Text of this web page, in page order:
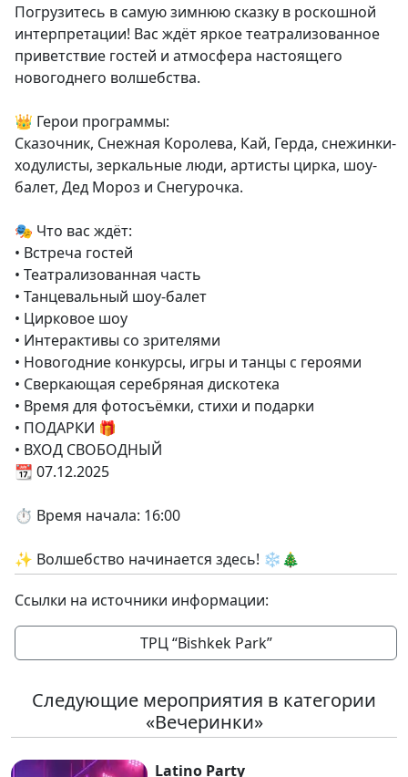
Погрузитесь в самую зимнюю сказку в роскошной
интерпретации! Вас ждёт яркое театрализованное
приветствие гостей и атмосфера настоящего
новогоднего волшебства.
👑 Герои программы:
Сказочник, Снежная Королева, Кай, Герда, снежинки-
ходулисты, зеркальные люди, артисты цирка, шоу-
балет, Дед Мороз и Снегурочка.
🎭 Что вас ждёт:
• Встреча гостей
• Театрализованная часть
• Танцевальный шоу-балет
• Цирковое шоу
• Интерактивы со зрителями
• Новогодние конкурсы, игры и танцы с героями
• Сверкающая серебряная дискотека
• Время для фотосъёмки, стихи и подарки
• ПОДАРКИ 🎁
• ВХОД СВОБОДНЫЙ
📆 07.12.2025
⏱ Время начала: 16:00
✨ Волшебство начинается здесь! ❄️🎄
Ссылки на источники информации:
ТРЦ “Bishkek Park”
Следующие мероприятия в категории
«Вечеринки»
Latino Party